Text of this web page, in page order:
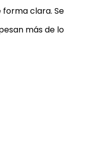
forma clara. Se
más de lo